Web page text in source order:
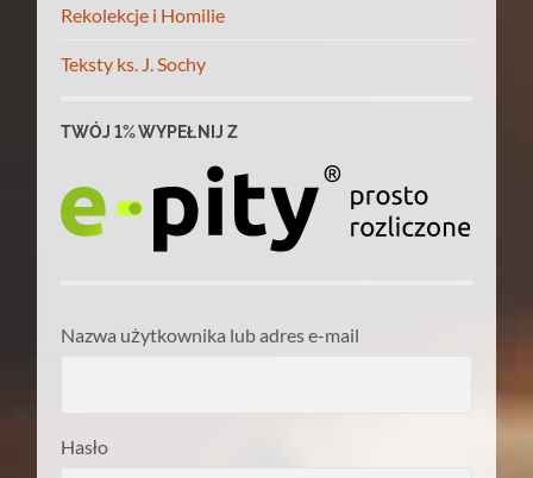
Rekolekcje i Homilie
Teksty ks. J. Sochy
TWÓJ 1% WYPEŁNIJ Z
Nazwa użytkownika lub adres e-mail
Hasło